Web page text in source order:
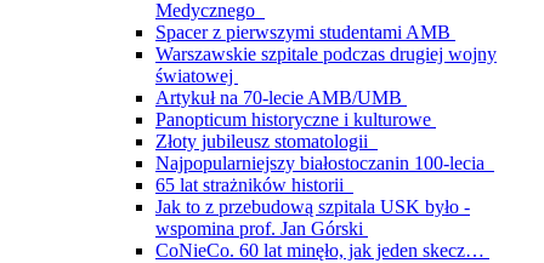
Medycznego
Spacer z pierwszymi studentami AMB
Warszawskie szpitale podczas drugiej wojny
światowej
Artykuł na 70-lecie AMB/UMB
Panopticum historyczne i kulturowe
Złoty jubileusz stomatologii
Najpopularniejszy białostoczanin 100-lecia
65 lat strażników historii
Jak to z przebudową szpitala USK było -
wspomina prof. Jan Górski
CoNieCo. 60 lat minęło, jak jeden skecz…